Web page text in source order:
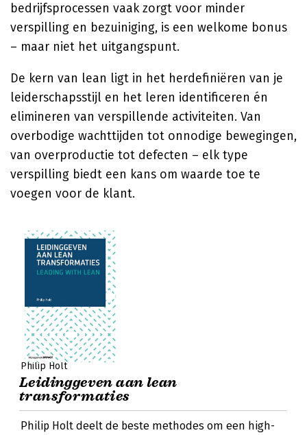
bedrijfsprocessen vaak zorgt voor minder
verspilling en bezuiniging, is een welkome bonus
– maar niet het uitgangspunt.
De kern van lean ligt in het herdefiniëren van je
leiderschapsstijl en het leren identificeren én
elimineren van verspillende activiteiten. Van
overbodige wachttijden tot onnodige bewegingen,
van overproductie tot defecten – elk type
verspilling biedt een kans om waarde toe te
voegen voor de klant.
Philip Holt
Leidinggeven aan lean
transformaties
Philip Holt deelt de beste methodes om een high-